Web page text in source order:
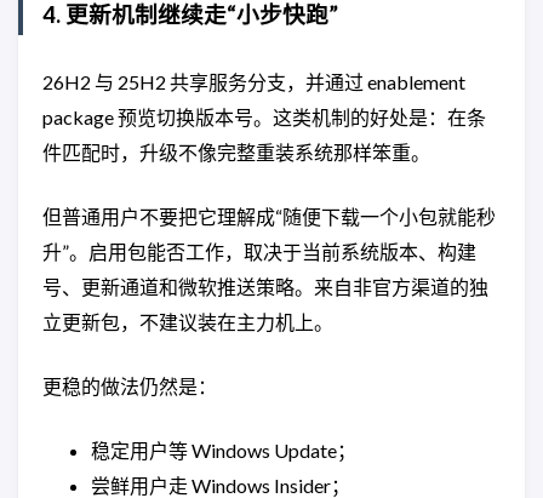
4. 更新机制继续走“小步快跑”
26H2 与 25H2 共享服务分支，并通过 enablement
package 预览切换版本号。这类机制的好处是：在条
件匹配时，升级不像完整重装系统那样笨重。
但普通用户不要把它理解成“随便下载一个小包就能秒
升”。启用包能否工作，取决于当前系统版本、构建
号、更新通道和微软推送策略。来自非官方渠道的独
立更新包，不建议装在主力机上。
更稳的做法仍然是：
稳定用户等 Windows Update；
尝鲜用户走 Windows Insider；